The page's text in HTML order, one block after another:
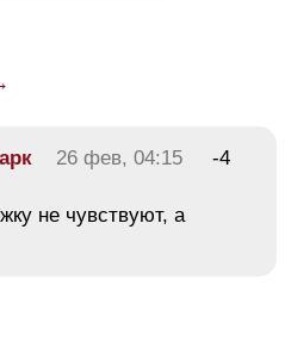
26 фев, 04:15 -4
не чувствуют, а